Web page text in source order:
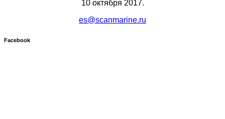
10 октября 2017.
es@scanmarine.ru
Facebook